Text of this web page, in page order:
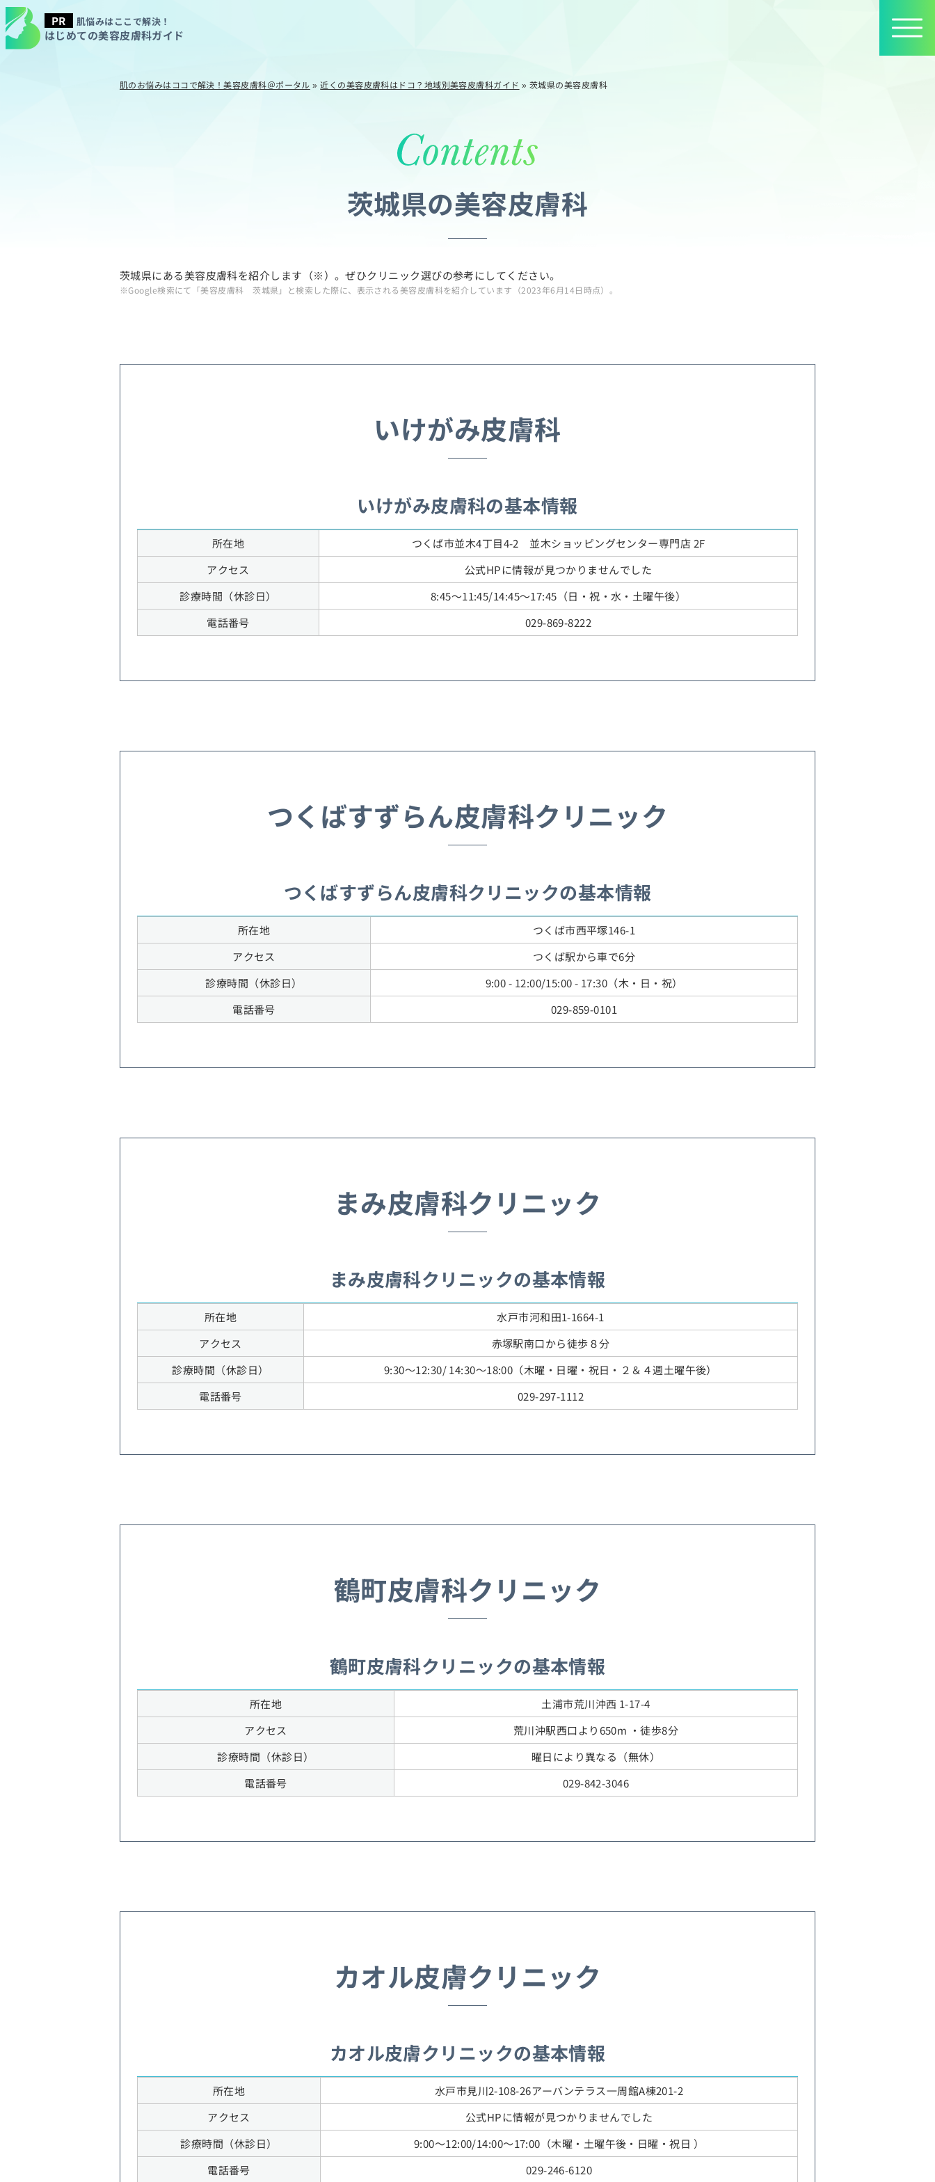
肌悩みはここで解決！
はじめての美容皮膚科ガイド
肌のお悩みはココで解決！美容皮膚科＠ポータル »近くの美容皮膚科はドコ？地域別美容皮膚科ガイド » 茨城県の美容皮膚科
茨城県の美容皮膚科
茨城県にある美容皮膚科を紹介します（※）。ぜひクリニック選びの参考にしてください。
※Google検索にて「美容皮膚科 茨城県」と検索した際に、表示される美容皮膚科を紹介しています（2023年6月14日時点）。
いけがみ皮膚科
いけがみ皮膚科の基本情報
所在地
つくば市並木4丁目4-2 並木ショッピングセンター専門店 2F
アクセス
公式HPに情報が見つかりませんでした
診療時間（休診日）
8:45～11:45/14:45～17:45（日・祝・水・土曜午後）
電話番号
029-869-8222
つくばすずらん皮膚科クリニック
つくばすずらん皮膚科クリニックの基本情報
所在地
つくば市西平塚146-1
アクセス
つくば駅から車で6分
診療時間（休診日）
9:00 - 12:00/15:00 - 17:30（木・日・祝）
電話番号
029-859-0101
まみ皮膚科クリニック
まみ皮膚科クリニックの基本情報
所在地
水戸市河和田1-1664-1
アクセス
赤塚駅南口から徒歩８分
診療時間（休診日）
9:30～12:30/ 14:30～18:00（木曜・日曜・祝日・２＆４週土曜午後）
電話番号
029-297-1112
鶴町皮膚科クリニック
鶴町皮膚科クリニックの基本情報
所在地
土浦市荒川沖西 1-17-4
アクセス
荒川沖駅西口より650m ・徒歩8分
診療時間（休診日）
曜日により異なる（無休）
電話番号
029-842-3046
カオル皮膚クリニック
カオル皮膚クリニックの基本情報
所在地
水戸市見川2-108-26アーバンテラス一周館A棟201-2
アクセス
公式HPに情報が見つかりませんでした
診療時間（休診日）
9:00～12:00/14:00～17:00（木曜・土曜午後・日曜・祝日 ）
電話番号
029-246-6120